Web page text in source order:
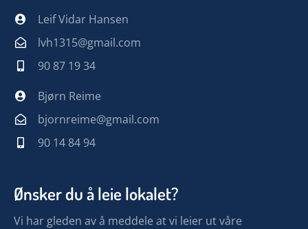
Leif Vidar Hansen
lvh1315@gmail.com
90 87 19 34
Bjørn Reime
bjornreime@gmail.com
90 14 84 94
Ønsker du å leie lokalet?
Vi har gleden av å meddele at vi leier ut våre